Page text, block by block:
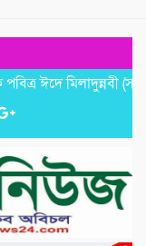
মিলাদুন্নবী (সাঃ)